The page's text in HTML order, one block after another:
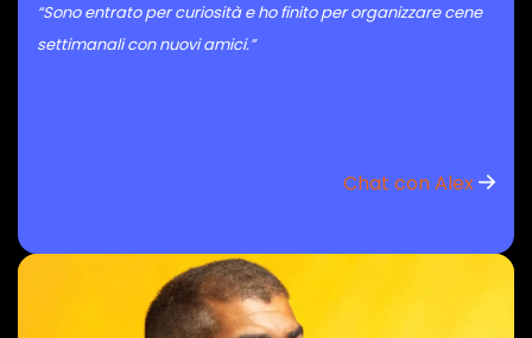
“Sono entrato per curiosità e ho finito per organizzare cene
settimanali con nuovi amici.”
Chat con Alex